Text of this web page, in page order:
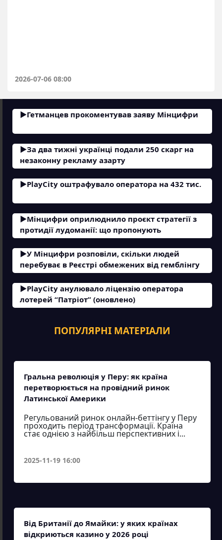
2026-07-06 08:00
Гетманцев прокоментував заяву Мінцифри
За два тижні українці подали 250 скарг на
незаконну рекламу азарту
PlayCity оштрафувало оператора на 432 тис.
Мінцифри оприлюднило проєкт стратегії з
протидії лудоманії: що пропонують
У Мінцифри розповіли, скільки людей
перебуває в Реєстрі обмежених від гемблінгу
PlayCity анулювало ліцензію оператора
лотерей “Патріот” (оновлено)
ПОПУЛЯРНІ МАТЕРІАЛИ
Гральна революція у Перу: як країна
перетворюється на провідний ринок
Латинської Америки
Регульований ринок онлайн-беттінгу у Перу
проходить період трансформації. Країна
стає однією з найбільш перспективних і...
2025-11-19 16:00
Від Британії до Ямайки: у яких країнах
відкриються казино у 2026 році